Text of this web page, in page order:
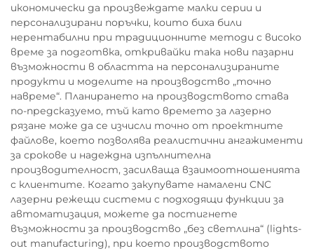
икономически да произвеждате малки серии и
персонализирани поръчки, които биха били
нерентабилни при традиционните методи с високо
време за подготвка, откривайки така нови пазарни
възможности в областта на персонализираните
продукти и моделите на производство „точно
навреме“. Планирането на производството става
по-предсказуемо, тъй като времето за лазерно
рязане може да се изчисли точно от проектните
файлове, което позволява реалистични ангажименти
за срокове и надеждна изпълнителна
производителност, засилваща взаимоотношенията
с клиентите. Когато закупувате намалени CNC
лазерни режещи системи с подходящи функции за
автоматизация, можете да постигнете
възможности за производство „без светлина“ (lights-
out manufacturing), при което производството